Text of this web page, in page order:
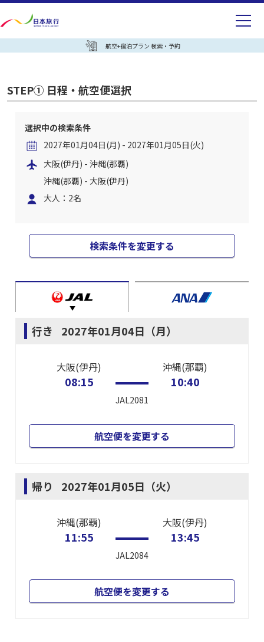
航空+宿泊プラン 検索・予約
STEP① 日程・航空便選択
選択中の検索条件
2027年01月04日(月) - 2027年01月05日(火)
大阪(伊丹) - 沖縄(那覇)
沖縄(那覇) - 大阪(伊丹)
大人：2名
検索条件を変更する
行き 2027年01月04日（月）
大阪(伊丹)
08:15
JAL2081
沖縄(那覇)
10:40
航空便を変更する
帰り 2027年01月05日（火）
沖縄(那覇)
11:55
JAL2084
大阪(伊丹)
13:45
航空便を変更する